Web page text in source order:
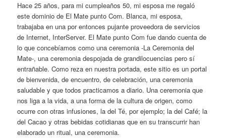
Hace 25 años, para mi cumpleaños 50, mi esposa me regaló
este dominio de El Mate punto Com. Blanca, mi esposa,
trabajaba en una por entonces pujante proveedora de servicios
de Internet, InterServer. El Mate punto Com fue dando cuenta de
lo que concebíamos como una ceremonia -La Ceremonia del
Mate-, una ceremonia despojada de grandilocuencias pero sí
entrañable. Como reza en nuestra portada, este sitio es un portal
de bienvenida, de encuentro, de celebración, una ceremonia
saludable y que todos practicamos a diario. Una ceremonia que
nos liga a la vida, a una forma de la cultura de origen, como
ocurre con otras infusiones, la del Té, por ejemplo; la del Café; la
del Cacao y otras bebidas cotidianas que en su transcurrir han
elaborado un ritual, una ceremonia.